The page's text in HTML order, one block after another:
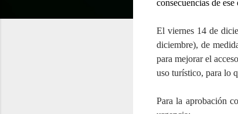
consecuencias de ese
El viernes 14 de
diciembre), de
para mejorar el
uso turístico, para lo
Para la aprobación